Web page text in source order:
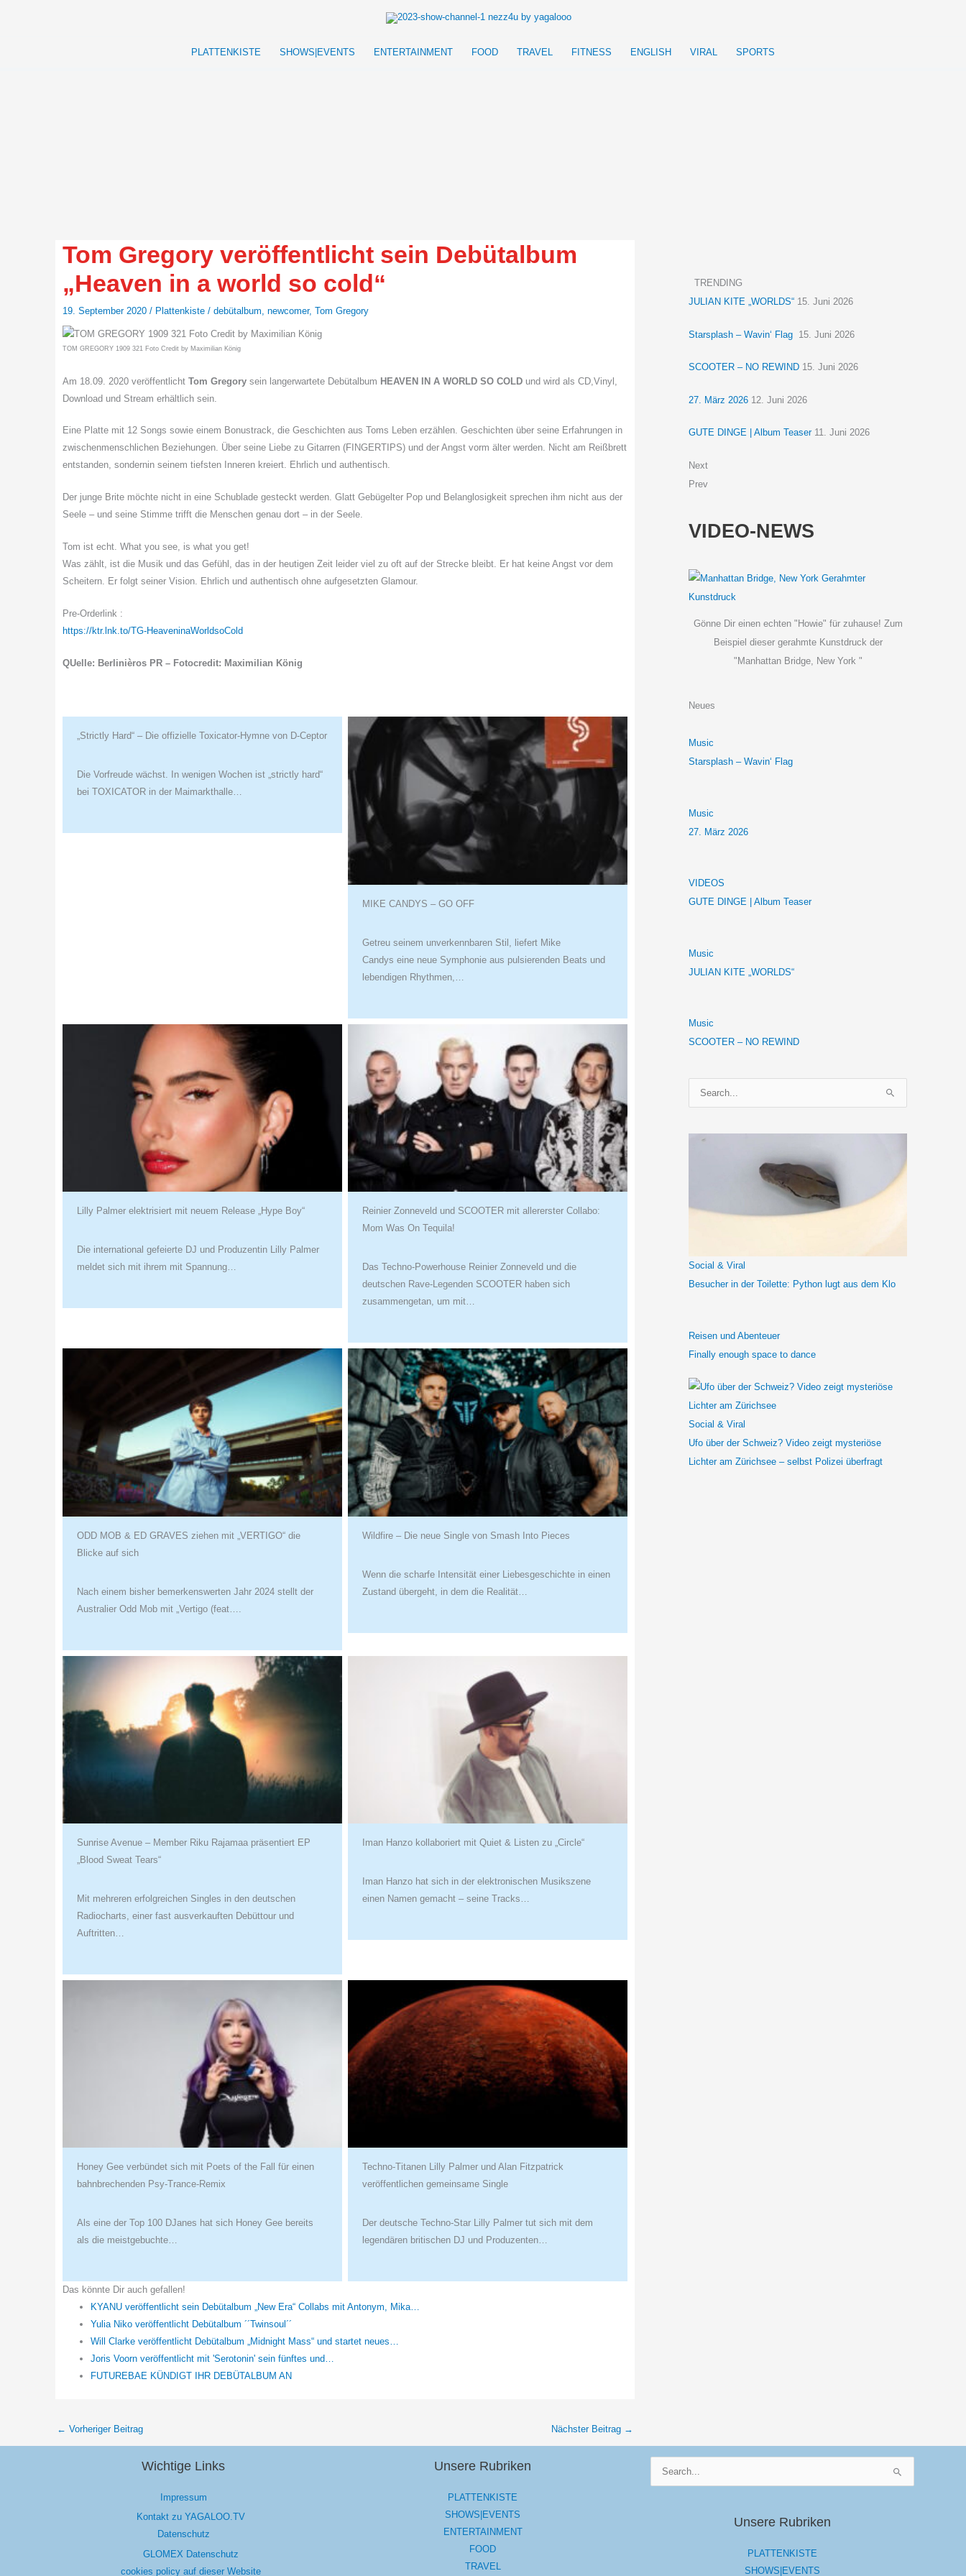
PLATTENKISTE
SHOWS|EVENTS ENTERTAINMENT FOOD TRAVEL FITNESS ENGLISH VIRAL SPORTS
Tom Gregory veröffentlicht sein Debütalbum
„Heaven in a world so cold“
19. September 2020 / Plattenkiste / debütalbum, newcomer, Tom Gregory
TOM GREGORY 1909 321 Foto Credit by Maximilian König
Am 18.09. 2020 veröffentlicht Tom Gregory sein langerwartete Debütalbum HEAVEN IN A WORLD SO COLD und wird als CD,Vinyl,
Download und Stream erhältlich sein.
Eine Platte mit 12 Songs sowie einem Bonustrack, die Geschichten aus Toms Leben erzählen. Geschichten über seine Erfahrungen in
zwischenmenschlichen Beziehungen. Über seine Liebe zu Gitarren (FINGERTIPS) und der Angst vorm älter werden. Nicht am Reißbrett
entstanden, sondernin seinem tiefsten Inneren kreiert. Ehrlich und authentisch.
Der junge Brite möchte nicht in eine Schublade gesteckt werden. Glatt Gebügelter Pop und Belanglosigkeit sprechen ihm nicht aus der
Seele – und seine Stimme trifft die Menschen genau dort – in der Seele.
Tom ist echt. What you see, is what you get!
Was zählt, ist die Musik und das Gefühl, das in der heutigen Zeit leider viel zu oft auf der Strecke bleibt. Er hat keine Angst vor dem
Scheitern. Er folgt seiner Vision. Ehrlich und authentisch ohne aufgesetzten Glamour.
Pre-Orderlink :
https://ktr.lnk.to/TG-HeaveninaWorldsoCold
QUelle: Berlinièros PR – Fotocredit: Maximilian König
„Strictly Hard“ – Die offizielle Toxicator-Hymne von D-Ceptor
Die Vorfreude wächst. In wenigen Wochen ist „strictly hard“
bei TOXICATOR in der Maimarkthalle…
MIKE CANDYS – GO OFF
Getreu seinem unverkennbaren Stil, liefert Mike
Candys eine neue Symphonie aus pulsierenden Beats und
lebendigen Rhythmen,…
Lilly Palmer elektrisiert mit neuem Release „Hype Boy“
Die international gefeierte DJ und Produzentin Lilly Palmer
meldet sich mit ihrem mit Spannung…
Reinier Zonneveld und SCOOTER mit allererster Collabo:
Mom Was On Tequila!
Das Techno-Powerhouse Reinier Zonneveld und die
deutschen Rave-Legenden SCOOTER haben sich
zusammengetan, um mit…
ODD MOB & ED GRAVES ziehen mit „VERTIGO“ die
Blicke auf sich
Nach einem bisher bemerkenswerten Jahr 2024 stellt der
Australier Odd Mob mit „Vertigo (feat….
Wildfire – Die neue Single von Smash Into Pieces
Wenn die scharfe Intensität einer Liebesgeschichte in einen
Zustand übergeht, in dem die Realität…
Sunrise Avenue – Member Riku Rajamaa präsentiert EP
„Blood Sweat Tears“
Mit mehreren erfolgreichen Singles in den deutschen
Radiocharts, einer fast ausverkauften Debüttour und
Auftritten…
Iman Hanzo kollaboriert mit Quiet & Listen zu „Circle“
Iman Hanzo hat sich in der elektronischen Musikszene
einen Namen gemacht – seine Tracks…
Honey Gee verbündet sich mit Poets of the Fall für einen
bahnbrechenden Psy-Trance-Remix
Als eine der Top 100 DJanes hat sich Honey Gee bereits
als die meistgebuchte…
Techno-Titanen Lilly Palmer und Alan Fitzpatrick
veröffentlichen gemeinsame Single
Der deutsche Techno-Star Lilly Palmer tut sich mit dem
legendären britischen DJ und Produzenten…
Das könnte Dir auch gefallen!
KYANU veröffentlicht sein Debütalbum „New Era“ Collabs mit Antonym, Mika…
Yulia Niko veröffentlicht Debütalbum ´´Twinsoul´´
Will Clarke veröffentlicht Debütalbum „Midnight Mass“ und startet neues…
Joris Voorn veröffentlicht mit 'Serotonin' sein fünftes und…
FUTUREBAE KÜNDIGT IHR DEBÜTALBUM AN
← Vorheriger Beitrag Nächster Beitrag →
TRENDING
JULIAN KITE „WORLDS“ 15. Juni 2026
Starsplash – Wavin‘ Flag 15. Juni 2026
SCOOTER – NO REWIND 15. Juni 2026
27. März 2026 12. Juni 2026
GUTE DINGE | Album Teaser 11. Juni 2026
Next
Prev
VIDEO-NEWS
Gönne Dir einen echten "Howie" für zuhause! Zum
Beispiel dieser gerahmte Kunstdruck der
"Manhattan Bridge, New York "
Neues
Music
Starsplash – Wavin‘ Flag
Music
27. März 2026
VIDEOS
GUTE DINGE | Album Teaser
Music
JULIAN KITE „WORLDS“
Music
SCOOTER – NO REWIND
u
h
Social & Viral
Besucher in der Toilette: Python lugt aus dem Klo
Reisen und Abenteuer
Finally enough space to dance
Social & Viral
Ufo über der Schweiz? Video zeigt mysteriöse
Lichter am Zürichsee – selbst Polizei überfragt
Wichtige Links
Impressum
Kontakt zu YAGALOO.TV
Datenschutz
GLOMEX Datenschutz
cookies policy auf dieser Website
Unsere Rubriken
PLATTENKISTE
SHOWS|EVENTS
ENTERTAINMENT
FOOD
TRAVEL
Unsere Rubriken
PLATTENKISTE
SHOWS|EVENTS